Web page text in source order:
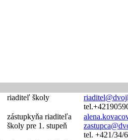
riaditeľ školy
zástupkyňa riaditeľa
školy pre 1. stupeň
tel. +421/34/